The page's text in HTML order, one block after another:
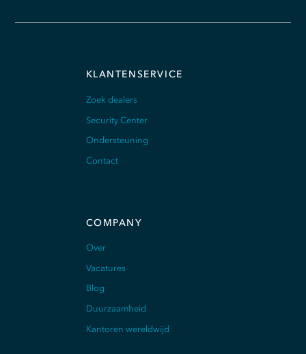
KLANTENSERVICE
Zoek dealers
Security Center
Ondersteuning
Contact
COMPANY
Over
Vacatures
Blog
Duurzaamheid
Kantoren wereldwijd